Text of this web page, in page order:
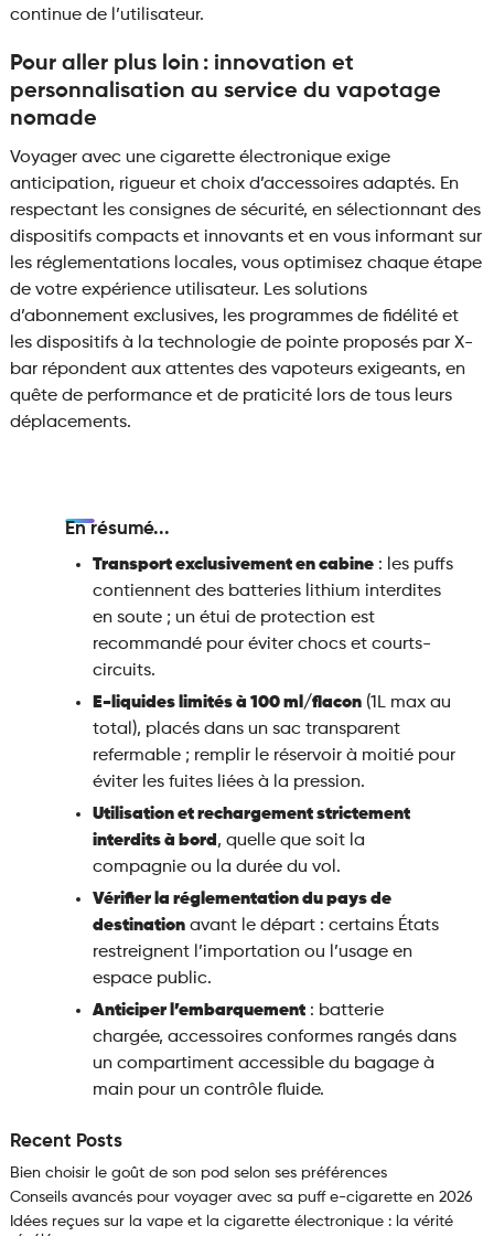
continue de l’utilisateur.
Pour aller plus loin : innovation et
personnalisation au service du vapotage
nomade
Voyager avec une cigarette électronique exige
anticipation, rigueur et choix d’accessoires adaptés. En
respectant les consignes de sécurité, en sélectionnant des
dispositifs compacts et innovants et en vous informant sur
les réglementations locales, vous optimisez chaque étape
de votre expérience utilisateur. Les solutions
d’abonnement exclusives, les programmes de fidélité et
les dispositifs à la technologie de pointe proposés par X-
bar répondent aux attentes des vapoteurs exigeants, en
quête de performance et de praticité lors de tous leurs
déplacements.
En résumé...
Transport exclusivement en cabine: les puffs
contiennent des batteries lithium interdites
en soute ; un étui de protection est
recommandé pour éviter chocs et courts-
circuits.
E-liquides limités à 100 ml/flacon(1L max au
total), placés dans un sac transparent
refermable ; remplir le réservoir à moitié pour
éviter les fuites liées à la pression.
Utilisation et rechargement strictement
interdits à bord , quelle que soit la
compagnie ou la durée du vol.
Vérifier la réglementation du pays de
destinationavant le départ : certains États
restreignent l’importation ou l’usage en
espace public.
Anticiper l’embarquement: batterie
chargée, accessoires conformes rangés dans
un compartiment accessible du bagage à
main pour un contrôle fluide.
Recent Posts
Bien choisir le goût de son pod selon ses préférences
Conseils avancés pour voyager avec sa puff e-cigarette en 2026
Idées reçues sur la vape et la cigarette électronique : la vérité